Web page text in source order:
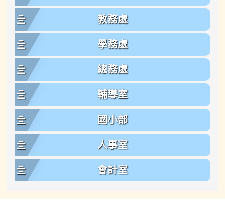
教務處
學務處
總務處
輔導室
國小部
人事室
會計室